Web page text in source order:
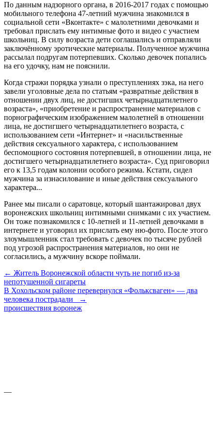
По данным надзорного органа, в 2016-2017 годах с помощью
мобильного телефона 47-летний мужчина знакомился в
социальной сети «Вконтакте» с малолетними девочками и
требовал прислать ему интимные фото и видео с участием
школьниц. В силу возраста дети соглашались и отправляли
заключённому эротические материалы. Полученное мужчина
рассылал подругам потерпевших. Сколько девочек попались
на его удочку, нам не пояснили.
Когда стражи порядка узнали о преступлениях зэка, на него
завели уголовные дела по статьям «развратные действия в
отношении двух лиц, не достигших четырнадцатилетнего
возраста», «приобретение и распространение материалов с
порнографическим изображением малолетней в отношении
лица, не достигшего четырнадцатилетнего возраста, с
использованием сети «Интернет» и «насильственные
действия сексуального характера, с использованием
беспомощного состояния потерпевшей, в отношении лица, не
достигшего четырнадцатилетнего возраста». Суд приговорил
его к 13,5 годам колонии особого режима. Кстати, сидел
мужчина за изнасилование и иные действия сексуального
характера...
Ранее мы писали о саратовце, который шантажировал двух
воронежских школьниц интимными снимками с их участием.
Он тоже познакомился с 10-летней и 11-летней девочками в
интернете и уговорил их прислать ему ню-фото. После этого
злоумышленник стал требовать с девочек по тысяче рублей
под угрозой распространения материалов, но они не
согласились, а мужчину вскоре поймали.
← Житель Воронежской области чуть не погиб из-за
непотушенной сигареты
В Хохольском районе перевернулся «Фольксваген» — два
человека пострадали →
происшествия воронеж
—